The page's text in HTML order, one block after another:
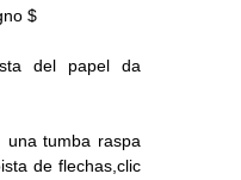
$
del papel da
una tumba raspa
de flechas,clic